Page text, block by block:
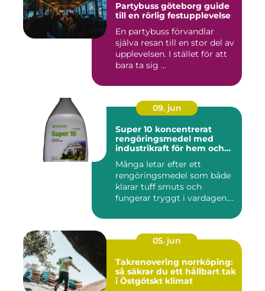
Partybuss göteborg guide
till en rörlig festupplevelse
En partybuss förvandlar
själva resan till en stor del av
upplevelsen. I stället för att
bara ta sig ...
09. jun
Super 10 koncentrerat
rengöringsmedel med
industrikraft för hem och
Många letar efter ett
rengöringsmedel som både
klarar tuff smuts och
fungerar tryggt i vardagen.
05. jun
Takrenovering norrköping:
så säkrar du ett hållbart tak
i Östgötskt klimat